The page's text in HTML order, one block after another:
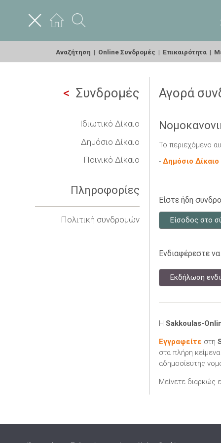
Αναζήτηση | Online Συνδρομές | Επικαιρότητα |
Συνδρομές
Ιδιωτικό Δίκαιο
Δημόσιο Δίκαιο
Ποινικό Δίκαιο
Πληροφορίες
Πολιτική συνδρομών
Αγορά
Το περιεχόμενο
- Δημόσιο Δίκαιο
Είστε ήδη
Είσοδος στο
Ενδιαφέρεστε
Εκδήλωση
Η Sakkoulas-
Εγγραφείτε στη
στα πλήρη
αδημοσίευτης
Μείνετε διαρκώς